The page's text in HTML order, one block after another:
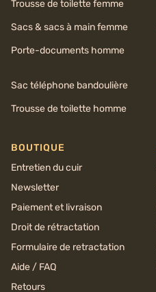
Trousse de toilette femme
Sacs & sacs à main femme
Porte-documents homme
Sac téléphone bandoulière
Trousse de toilette homme
BOUTIQUE
Entretien du cuir
Newsletter
Paiement et livraison
Droit de rétractation
Formulaire de retractation
Aide / FAQ
Retours